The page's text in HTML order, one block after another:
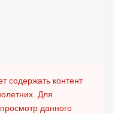
содержать контент
Для
данного